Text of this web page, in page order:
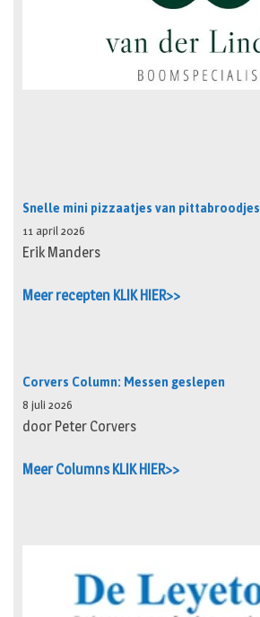
Snelle mini pizzaatjes van pittabroodjes
11 april 2026
Erik Manders
Meer recepten KLIK HIER>>
Corvers Column: Messen geslepen
8 juli 2026
door Peter Corvers
Meer Columns KLIK HIER>>